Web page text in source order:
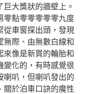
大獎狀的牆壁上。
點零零零零零九度
從車窗探出頭，發現
無際、由無數白線和
來像是新買的輪胎和
變化的，有時感覺很
喇叭，但喇叭發出的
關於泊車口訣的魔性